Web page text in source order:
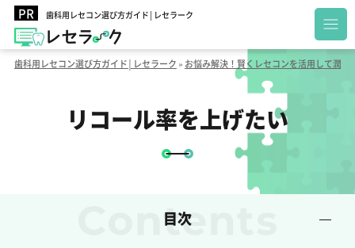
歯科用レセコン選び方ガイド│レセラーク
歯科用レセコン選び方ガイド│レセラーク » お悩み解決！賢くレセコンを活用して潤っ
リコール率を上げたい
目次